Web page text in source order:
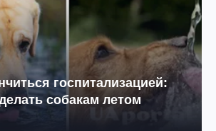
госпитализацией:
собакам летом